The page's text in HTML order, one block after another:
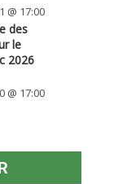
@ 17:00
des
le
2026
@ 17:00